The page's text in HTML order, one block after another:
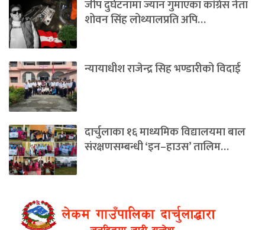
जीप दुर्घटनामा ज्यान गुमाएका कांग्रेस नेता
शोवन सिंह लोथ्यालप्रति अपि…
न्यायाधीश राजेन्द्र सिह भण्डारीको विदाई
दार्चुलाका १६ माध्यमिक विद्यालयमा बाल
संरक्षणसम्बन्धी ‘इन–हाउस’ तालिम…